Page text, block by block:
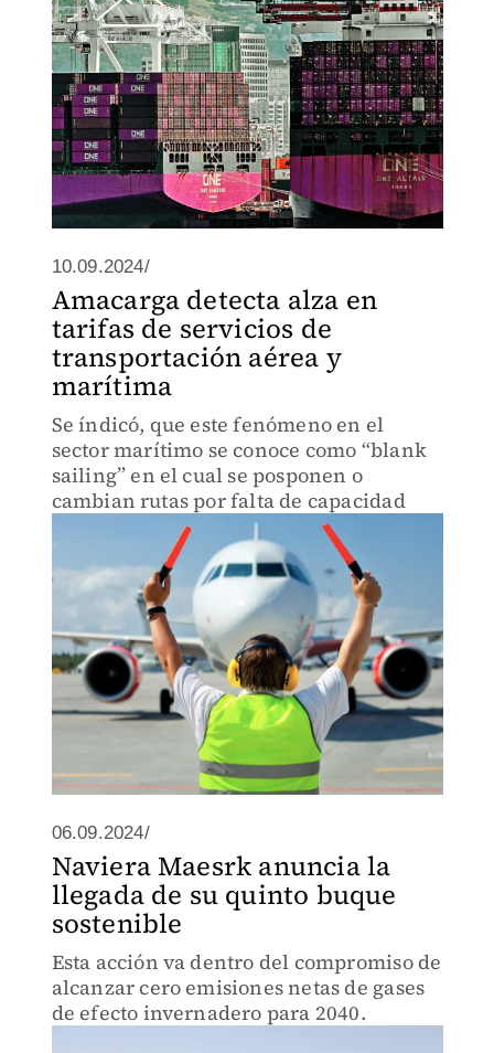
10.09.2024/
Amacarga detecta alza en
tarifas de servicios de
transportación aérea y
marítima
Se índicó, que este fenómeno en el
sector marítimo se conoce como “blank
sailing” en el cual se posponen o
cambian rutas por falta de capacidad
06.09.2024/
Naviera Maesrk anuncia la
llegada de su quinto buque
sostenible
Esta acción va dentro del compromiso de
alcanzar cero emisiones netas de gases
de efecto invernadero para 2040.